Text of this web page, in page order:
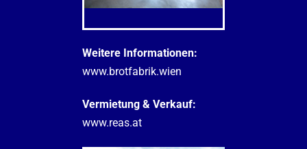
Weitere Informationen:
www.brotfabrik.wien
Vermietung & Verkauf:
www.reas.at